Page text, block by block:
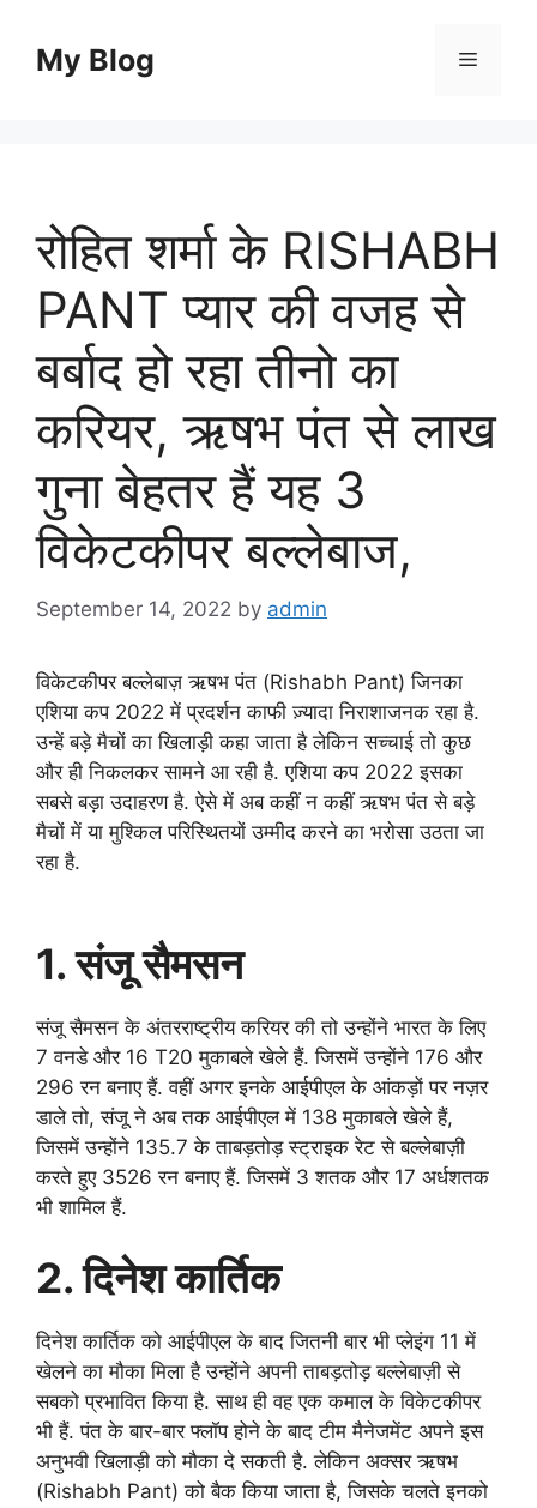
contentMy Blog Menu
रोहित शर्मा के RISHABH
PANT प्यार की वजह से
बर्बाद हो रहा तीनो का
करियर, ऋषभ पंत से लाख
गुना बेहतर हैं यह 3
विकेटकीपर बल्लेबाज,
September 14, 2022 by admin
विकेटकीपर बल्लेबाज़ ऋषभ पंत (Rishabh Pant) जिनका
एशिया कप 2022 में प्रदर्शन काफी ज़्यादा निराशाजनक रहा है.
उन्हें बड़े मैचों का खिलाड़ी कहा जाता है लेकिन सच्चाई तो कुछ
और ही निकलकर सामने आ रही है. एशिया कप 2022 इसका
सबसे बड़ा उदाहरण है. ऐसे में अब कहीं न कहीं ऋषभ पंत से बड़े
मैचों में या मुश्किल परिस्थितयों उम्मीद करने का भरोसा उठता जा
रहा है.
1. संजू सैमसन
संजू सैमसन के अंतरराष्ट्रीय करियर की तो उन्होंने भारत के लिए
7 वनडे और 16 T20 मुकाबले खेले हैं. जिसमें उन्होंने 176 और
296 रन बनाए हैं. वहीं अगर इनके आईपीएल के आंकड़ों पर नज़र
डाले तो, संजू ने अब तक आईपीएल में 138 मुकाबले खेले हैं,
जिसमें उन्होंने 135.7 के ताबड़तोड़ स्ट्राइक रेट से बल्लेबाज़ी
करते हुए 3526 रन बनाए हैं. जिसमें 3 शतक और 17 अर्धशतक
भी शामिल हैं.
2. दिनेश कार्तिक
दिनेश कार्तिक को आईपीएल के बाद जितनी बार भी प्लेइंग 11 में
खेलने का मौका मिला है उन्होंने अपनी ताबड़तोड़ बल्लेबाज़ी से
सबको प्रभावित किया है. साथ ही वह एक कमाल के विकेटकीपर
भी हैं. पंत के बार-बार फ्लॉप होने के बाद टीम मैनेजमेंट अपने इस
अनुभवी खिलाड़ी को मौका दे सकती है. लेकिन अक्सर ऋषभ
(Rishabh Pant) को बैक किया जाता है, जिसके चलते इनको